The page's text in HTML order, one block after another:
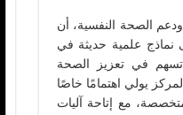
الصحة النفسية، أن
نماذج علمية حديثة في
تسهم في تعزيز الصحة
يولي اهتمامًا خاصًا
مع إتاحة آليات